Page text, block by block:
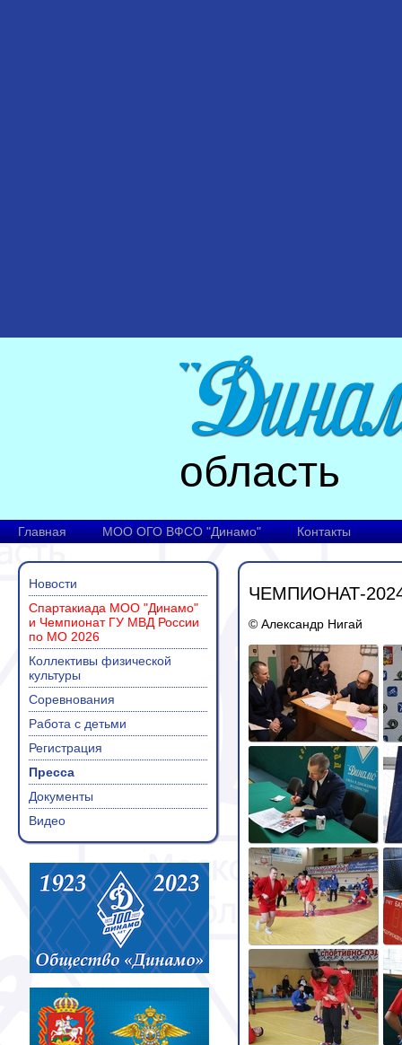
область
Главная МОО ОГО ВФСО "Динамо" Контакты
Новости
Спартакиада МОО "Динамо"
и Чемпионат ГУ МВД России
по МО 2026
Коллективы физической
культуры
Соревнования
Работа с детьми
Регистрация
Пресса
Документы
Видео
ЧЕМПИОНАТ-
© Александр Нигай